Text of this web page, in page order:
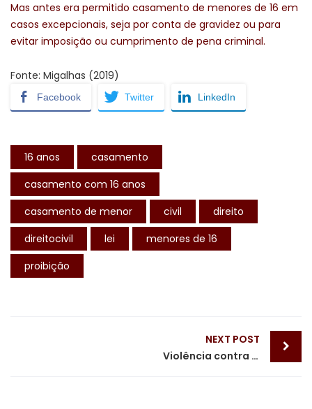
Mas antes era permitido casamento de menores de 16 em
casos excepcionais, seja por conta de gravidez ou para
evitar imposição ou cumprimento de pena criminal.
Fonte: Migalhas (2019)
Facebook Twitter LinkedIn
16 anos
casamento
casamento com 16 anos
casamento de menor
civil
direito
direitocivil
lei
menores de 16
proibição
NEXT POST
Violência contra a mulher